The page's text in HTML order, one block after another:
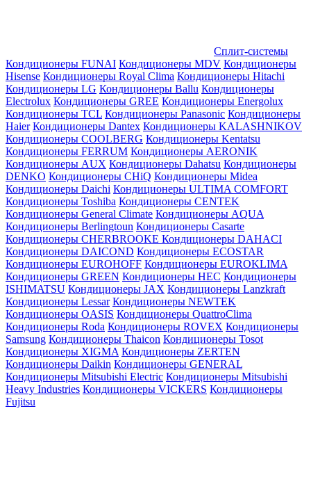
Сплит-системы
Кондиционеры FUNAI Кондиционеры MDV Кондиционеры
Hisense Кондиционеры Royal Clima Кондиционеры Hitachi
Кондиционеры LG Кондиционеры Ballu Кондиционеры
Electrolux Кондиционеры GREE Кондиционеры Energolux
Кондиционеры TCL Кондиционеры Panasonic Кондиционеры
Haier Кондиционеры Dantex Кондиционеры KALASHNIKOV
Кондиционеры СOOLBERG Кондиционеры Kentatsu
Кондиционеры FERRUM Кондиционеры AERONIK
Кондиционеры AUX Кондиционеры Dahatsu Кондиционеры
DENKO Кондиционеры CHiQ Кондиционеры Midea
Кондиционеры Daichi Кондиционеры ULTIMA COMFORT
Кондиционеры Toshiba Кондиционеры CENTEK
Кондиционеры General Climate Кондиционеры AQUA
Кондиционеры Berlingtoun Кондиционеры Casarte
Кондиционеры CHERBROOKE Кондиционеры DAHACI
Кондиционеры DAICOND Кондиционеры ECOSTAR
Кондиционеры EUROHOFF Кондиционеры EUROKLIMA
Кондиционеры GREEN Кондиционеры HEC Кондиционеры
ISHIMATSU Кондиционеры JAX Кондиционеры Lanzkraft
Кондиционеры Lessar Кондиционеры NEWTEK
Кондиционеры OASIS Кондиционеры QuattroClima
Кондиционеры Roda Кондиционеры ROVEX Кондиционеры
Samsung Кондиционеры Thaicon Кондиционеры Tosot
Кондиционеры XIGMA Кондиционеры ZERTEN
Кондиционеры Daikin Кондиционеры GENERAL
Кондиционеры Mitsubishi Electric Кондиционеры Mitsubishi
Heavy Industries Кондиционеры VICKERS Кондиционеры
Fujitsu